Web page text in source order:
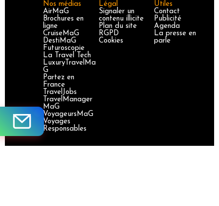
Nos médias
AirMaG
Brochures en
ligne
CruiseMaG
DestiMaG
Futuroscopie
La Travel Tech
LuxuryTravelMa
G
Partez en
France
TravelJobs
TravelManager
MaG
VoyageursMaG
Voyages
Responsables
Légal
Signaler un
contenu illicite
Plan du site
RGPD
Cookies
Utiles
Contact
Publicité
Agenda
La presse en
parle